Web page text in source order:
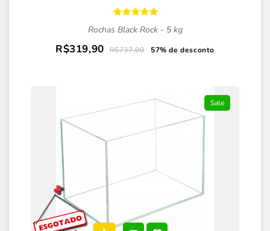
Rochas Black Rock - 5 kg
R$319,90 R$737,00 57% de desconto
Sale